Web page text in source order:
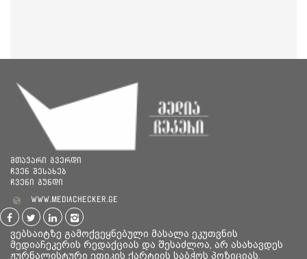
მთავარი გვერდი
ჩვენ შესახებ
ჩვენი გუნდი
www.mediachecker.ge
ვებსაიტზე გამოქვეყნებული მასალა ეკუთვნის
მედიაჩეკერის რედაქციას და შესაძლოა, არ ასახავდეს
ჟურნალისტური ეთიკის ქარტიის საბჭოს პოზიციას.